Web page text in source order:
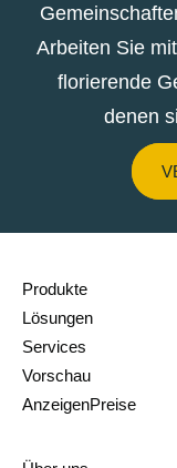
Arbeiten Sie
florierende
denen
Produkte
Lösungen
Services
Vorschau
AnzeigenPreise